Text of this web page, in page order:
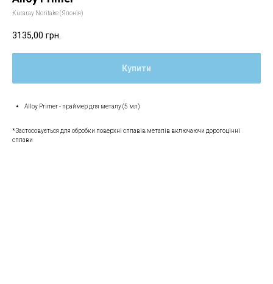
Kuraray Noritake (Японія)
3135,00 грн.
Купити
Alloy Primer - праймер для металу (5 мл)
*Застосовується для обробки поверхні сплавів металів включаючи дорогоцінні
сплави